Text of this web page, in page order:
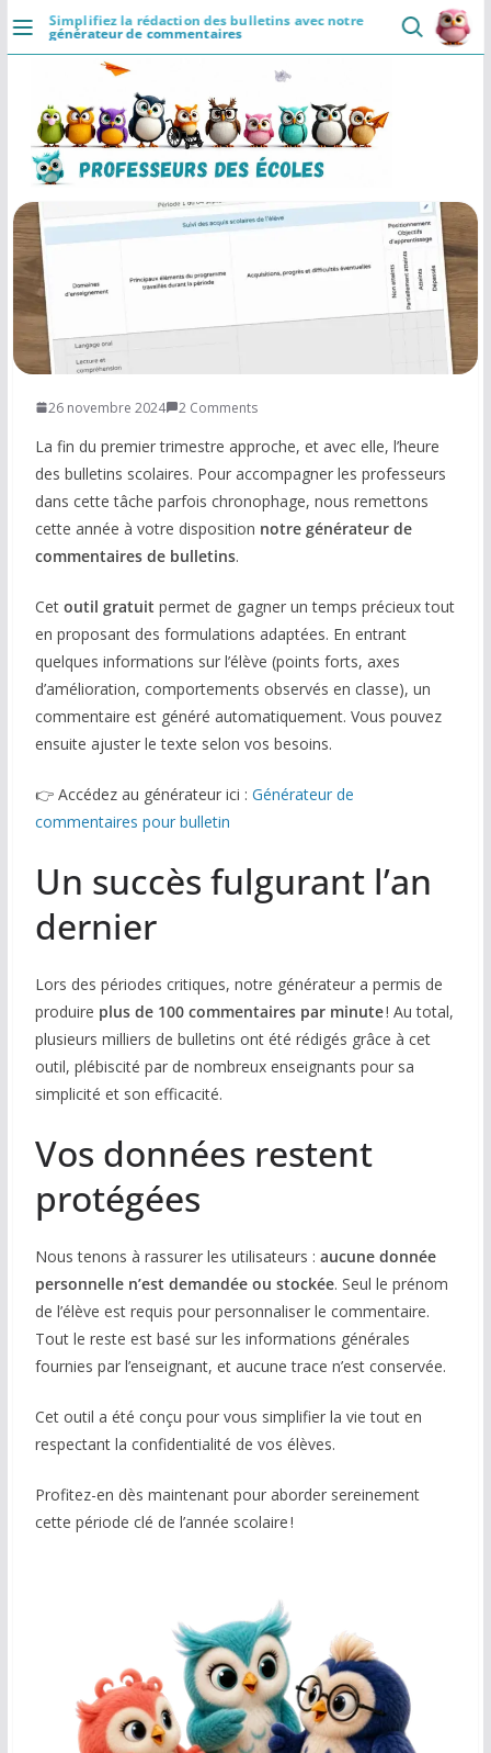
PasserSimplifiez la rédaction des bulletins avec notre
générateur de commentaires
DÉCOUVRIR
Accueil
Se connecter
VIE PROFESSIONNELLE
Ressources
Agenda
Mouvement
COMMUNAUTÉ
Réseaux sociaux
Petites annonces
Contact
26 novembre 2024 2 Comments
La fin du premier trimestre approche, et avec elle, l’heure
des bulletins scolaires. Pour accompagner les professeurs
dans cette tâche parfois chronophage, nous remettons
cette année à votre disposition notre générateur de
commentaires de bulletins.
Cet outil gratuit permet de gagner un temps précieux tout
en proposant des formulations adaptées. En entrant
quelques informations sur l’élève (points forts, axes
d’amélioration, comportements observés en classe), un
commentaire est généré automatiquement. Vous pouvez
ensuite ajuster le texte selon vos besoins.
👉 Accédez au générateur ici : Générateur de
commentaires pour bulletin
Un succès fulgurant l’an
dernier
Lors des périodes critiques, notre générateur a permis de
produire plus de 100 commentaires par minute! Au total,
plusieurs milliers de bulletins ont été rédigés grâce à cet
outil, plébiscité par de nombreux enseignants pour sa
simplicité et son efficacité.
Vos données restent
protégées
Nous tenons à rassurer les utilisateurs : aucune donnée
personnelle n’est demandée ou stockée. Seul le prénom
de l’élève est requis pour personnaliser le commentaire.
Tout le reste est basé sur les informations générales
fournies par l’enseignant, et aucune trace n’est conservée.
Cet outil a été conçu pour vous simplifier la vie tout en
respectant la confidentialité de vos élèves.
Profitez-en dès maintenant pour aborder sereinement
cette période clé de l’année scolaire !
Professeurs des Ecoles 5.0 ⭐
Communaute 📄 Ressources Rapide
Installer